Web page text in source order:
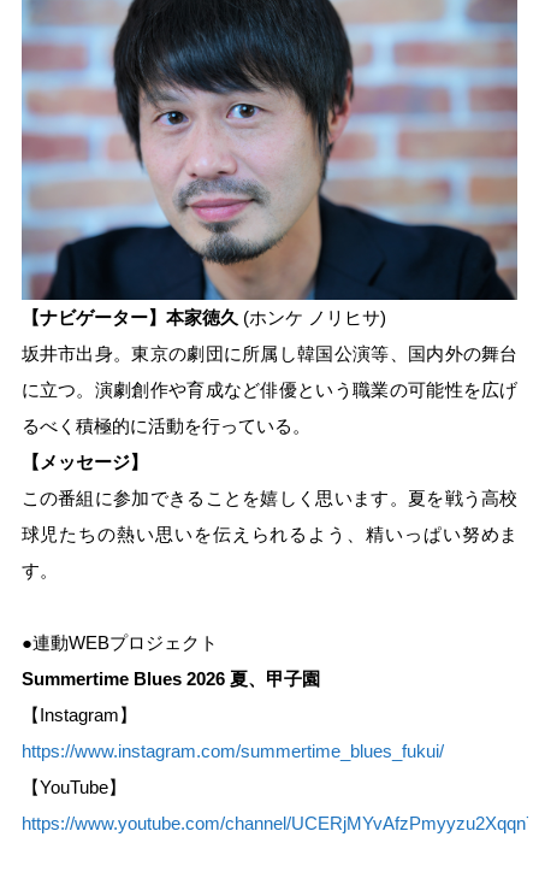
【ナビゲーター】本家徳久 (ホンケ ノリヒサ)
坂井市出身。東京の劇団に所属し韓国公演等、国内外の舞台
に立つ。演劇創作や育成など俳優という職業の可能性を広げ
るべく積極的に活動を行っている。
【メッセージ】
この番組に参加できることを嬉しく思います。夏を戦う高校
球児たちの熱い思いを伝えられるよう、精いっぱい努めま
す。
●連動WEBプロジェクト
Summertime Blues 2026 夏、甲子園
【Instagram】
https://www.instagram.com/summertime_blues_fukui/
【YouTube】
https://www.youtube.com/channel/